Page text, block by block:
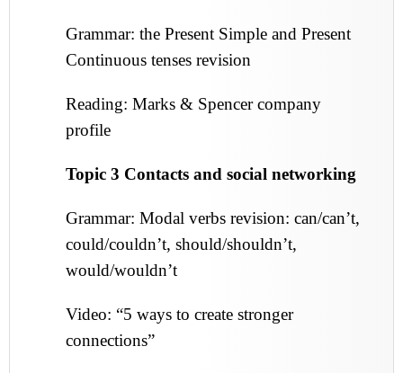
Grammar: the Present Simple and Present
Continuous tenses revision
Reading: Marks & Spencer company
profile
Topic 3 Contacts and social networking
Grammar: Modal verbs revision: can/can’t,
could/couldn’t, should/shouldn’t,
would/wouldn’t
Video: “5 ways to create stronger
connections”